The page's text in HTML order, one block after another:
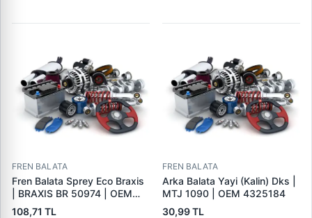
FREN BALATA
Fren Balata Sprey Eco Braxis
| BRAXIS BR 50974 | OEM
BALATA SPREYI
108,71 TL
FREN BALATA
Arka Balata Yayi (Kalin) Dks |
MTJ 1090 | OEM 4325184
30,99 TL